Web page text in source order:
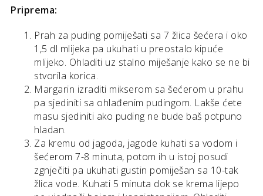
Priprema:
Prah za puding pomiješati sa 7 žlica šećera i oko
1,5 dl mlijeka pa ukuhati u preostalo kipuće
mlijeko. Ohladiti uz stalno miješanje kako se ne bi
stvorila korica.
Margarin izraditi mikserom sa šećerom u prahu
pa sjediniti sa ohlađenim pudingom. Lakše ćete
masu sjediniti ako puding ne bude baš potpuno
hladan.
Za kremu od jagoda, jagode kuhati sa vodom i
šećerom 7-8 minuta, potom ih u istoj posudi
zgnječiti pa ukuhati gustin pomiješan sa 10-tak
žlica vode. Kuhati 5 minuta dok se krema lijepo